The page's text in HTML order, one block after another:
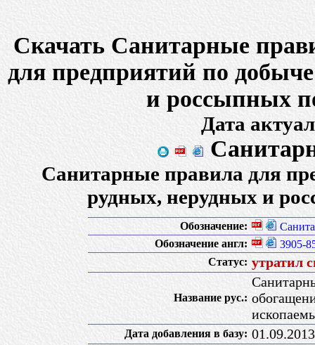
Скачать Санитарные
для предприятий по
и россыпных
Дата
Санитарные правила для
рудных, нерудных и
Обозначение:
Обозначение англ:
3905-
Статус: утратил
Название рус.:
Дата добавления в базу: 01.09.2013